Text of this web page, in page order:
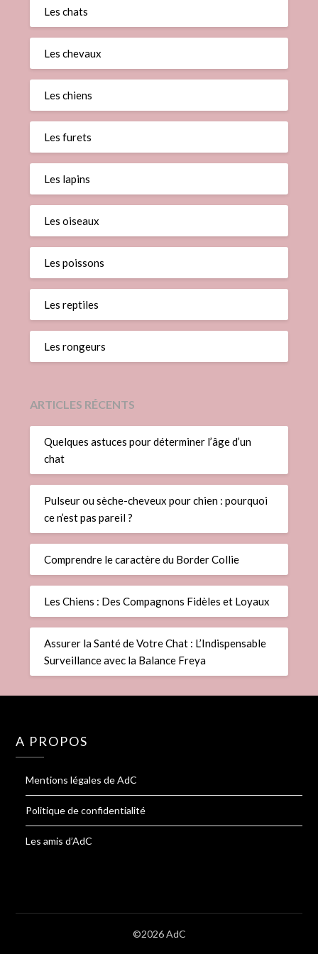
Les chats
Les chevaux
Les chiens
Les furets
Les lapins
Les oiseaux
Les poissons
Les reptiles
Les rongeurs
ARTICLES RÉCENTS
Quelques astuces pour déterminer l’âge d’un
chat
Pulseur ou sèche-cheveux pour chien : pourquoi
ce n’est pas pareil ?
Comprendre le caractère du Border Collie
Les Chiens : Des Compagnons Fidèles et Loyaux
Assurer la Santé de Votre Chat : L’Indispensable
Surveillance avec la Balance Freya
A PROPOS
Mentions légales de AdC
Politique de confidentialité
Les amis d’AdC
©2026 AdC